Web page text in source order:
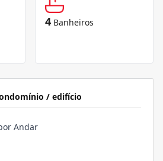
4 Banheiros
/ edifício
Andar